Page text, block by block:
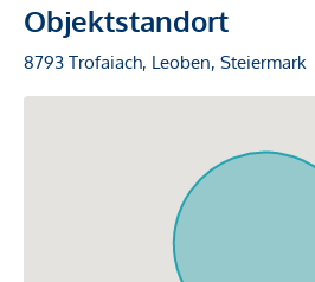
Objektstandort
8793 Trofaiach, Leoben, Steiermark